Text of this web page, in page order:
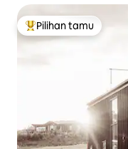
Pilihan tamu terpopuler
Pilihan tamu